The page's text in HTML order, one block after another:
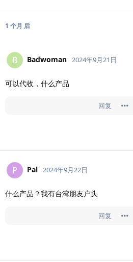
1 个月 后
B Badwoman 2024年9月21日
可以代收，什么产品
回复
P Pal 2024年9月22日
什么产品？我有台湾朋友户头
回复